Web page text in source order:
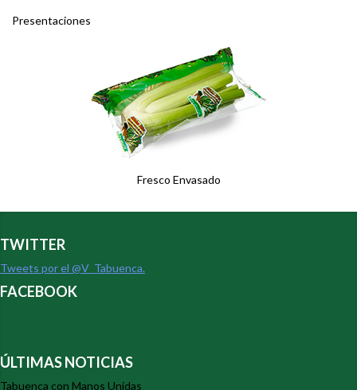
Presentaciones
Fresco Envasado
TWITTER
Tweets por el @V_Tabuenca.
FACEBOOK
ÚLTIMAS NOTICIAS
Tabuenca con Manos Unidas